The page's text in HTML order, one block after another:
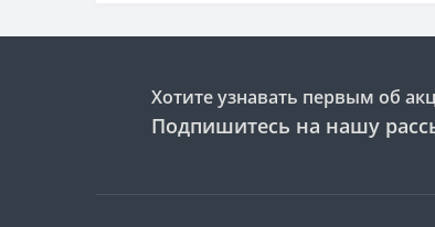
Хотите узнавать первым об
Подпишитесь на нашу